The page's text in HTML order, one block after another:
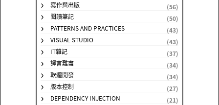
寫作與出版
(56)
閱讀筆記
(50)
PATTERNS AND PRACTICES
(43)
VISUAL STUDIO
(43)
IT雜記
(37)
譯言難盡
(34)
軟體開發
(34)
版本控制
(27)
DEPENDENCY INJECTION
(21)